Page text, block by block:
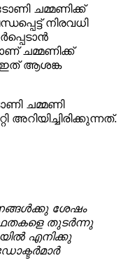
ചമ്മണിക്ക്
നിരവധി
ചമ്മണിക്ക്
ഇത് ആശങ്ക
ചമ്മണി
ശേഷം
തുടർന്നു
എനിക്കു